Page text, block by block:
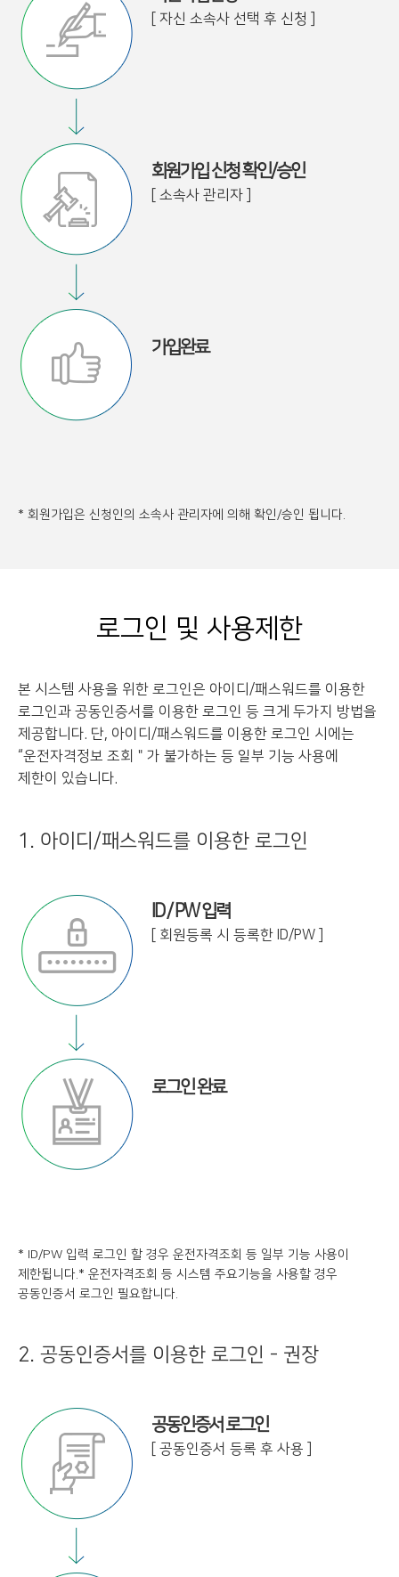
[ 자신 소속사 선택 후 신청 ]
회원가입 신청 확인/승인
[ 소속사 관리자 ]
가입완료
* 회원가입은 신청인의 소속사 관리자에 의해 확인/승인 됩니다.
로그인 및 사용제한
본 시스템 사용을 위한 로그인은 아이디/패스워드를 이용한
로그인과 공동인증서를 이용한 로그인 등 크게 두가지 방법을
제공합니다. 단, 아이디/패스워드를 이용한 로그인 시에는
“운전자격정보 조회＂가 불가하는 등 일부 기능 사용에
제한이 있습니다.
1. 아이디/패스워드를 이용한 로그인
ID / PW 입력
[ 회원등록 시 등록한 ID/PW ]
로그인 완료
* ID/PW 입력 로그인 할 경우 운전자격조회 등 일부 기능 사용이
제한됩니다. * 운전자격조회 등 시스템 주요기능을 사용할 경우
공동인증서 로그인 필요합니다.
2. 공동인증서를 이용한 로그인 - 권장
공동인증서 로그인
[ 공동인증서 등록 후 사용 ]